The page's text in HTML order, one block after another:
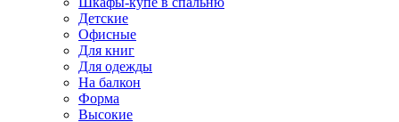
Детские
Офисные
Для книг
Для одежды
На балкон
Форма
Высокие